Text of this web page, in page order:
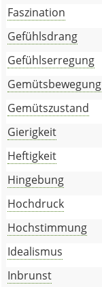
Faszination
Gefühlsdrang
Gefühlserregung
Gemütsbewegung
Gemütszustand
Gierigkeit
Heftigkeit
Hingebung
Hochdruck
Hochstimmung
Idealismus
Inbrunst